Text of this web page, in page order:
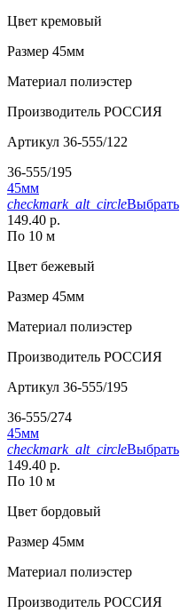
Цвет кремовый
Размер 45мм
Материал полиэстер
Производитель РОССИЯ
Артикул 36-555/122
36-555/195
45мм
checkmark_alt_circleВыбрать
149.40 р.
По 10 м
Цвет бежевый
Размер 45мм
Материал полиэстер
Производитель РОССИЯ
Артикул 36-555/195
36-555/274
45мм
checkmark_alt_circleВыбрать
149.40 р.
По 10 м
Цвет бордовый
Размер 45мм
Материал полиэстер
Производитель РОССИЯ